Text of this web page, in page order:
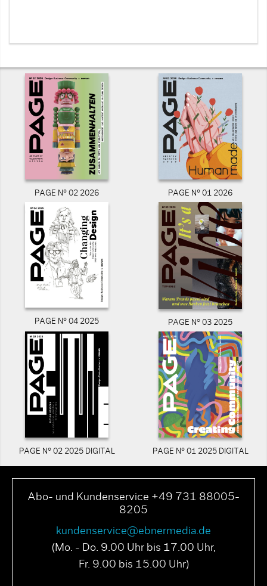
PAGE N° 02 2026 PAGE N° 01 2026
PAGE N° 04 2025 PAGE N° 03 2025
PAGE N° 02 2025 DIGITAL PAGE N° 01 2025 DIGITAL
Abo- und Kundenservice +49 731 88005-
8205
kundenservice@ebnermedia.de
(Mo. - Do. 9.00 Uhr bis 17.00 Uhr,
Fr. 9.00 bis 15.00 Uhr)